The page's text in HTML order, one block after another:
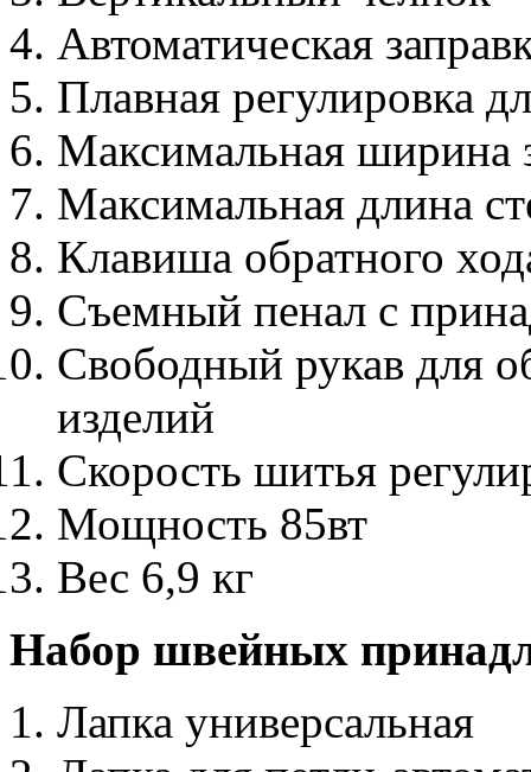
Автоматическая
Плавная регулировка
Максимальная ширина
Максимальная длина
Клавиша обратного
Съемный пенал с
Свободный рукав для
изделий
Скорость шитья
Мощность 85вт
Вес 6,9 кг
Набор швейных
Лапка универсальная